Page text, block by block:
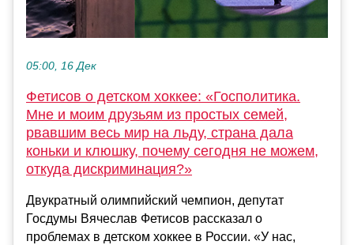
05:00, 16 Дек
Фетисов о детском хоккее: «Госполитика.
Мне и моим друзьям из простых семей,
рвавшим весь мир на льду, страна дала
коньки и клюшку, почему сегодня не можем,
откуда дискриминация?»
Двукратный олимпийский чемпион, депутат
Госдумы Вячеслав Фетисов рассказал о
проблемах в детском хоккее в России. «У нас,